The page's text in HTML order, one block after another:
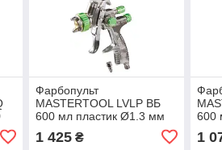
Фарбопульт
MASTERTOOL LVLP ВБ
600 мл пластик Ø1.3 мм
125-170 л/хв 1.5-2.5 бар
80-8801 SPL
1 425₴
600
80-
1